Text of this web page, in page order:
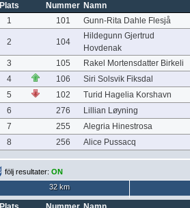
Plats Nummer Namn
1
101 Gunn-Rita Dahle Flesjå
2 104
Hildegunn Gjertrud
Hovdenak
3
105
Rakel Mortensdatter Birkeli
4
106
Siri Solsvik Fiksdal
5
102
Turid Hagelia Korshavn
6
276
Lillian Løyning
7
255
Alegria Hinestrosa
8
256 Alice Pussacq
följ resultater: ON
32 km